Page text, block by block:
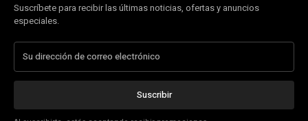
Suscríbete para recibir las últimas noticias, ofertas y anuncios
especiales.
Suscribir